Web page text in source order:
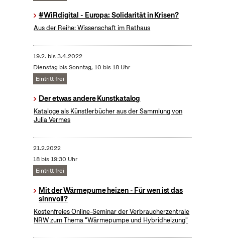
#WiRdigital - Europa: Solidarität in Krisen?
Aus der Reihe: Wissenschaft im Rathaus
19.2. bis3.4.2022
Dienstag bis Sonntag, 10 bis 18 Uhr
Eintritt frei
Der etwas andere Kunstkatalog
Kataloge als Künstlerbücher aus der Sammlung von
Julia Vermes
21.2.2022
18 bis 19:30 Uhr
Eintritt frei
Mit der Wärmepume heizen - Für wen ist das
sinnvoll?
Kostenfreies Online-Seminar der Verbraucherzentrale
NRW zum Thema "Wärmepumpe und Hybridheizung"